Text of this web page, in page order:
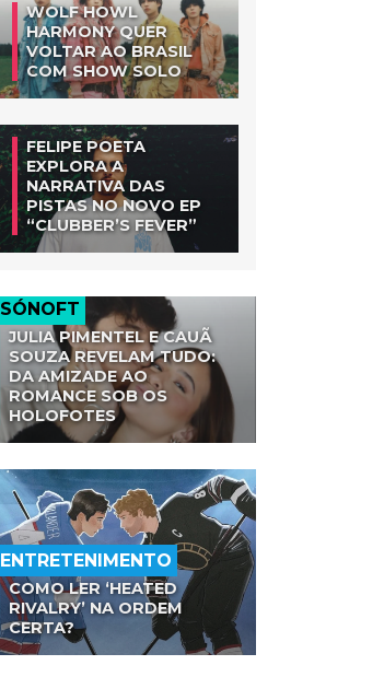
WOLF HOWL
HARMONY QUER
VOLTAR AO BRASIL
COM SHOW SOLO
FELIPE POETA
EXPLORA A
NARRATIVA DAS
PISTAS NO NOVO EP
“CLUBBER’S FEVER”
SÓNOFT
JULIA PIMENTEL E CAUÃ
SOUZA REVELAM TUDO:
DA AMIZADE AO
ROMANCE SOB OS
HOLOFOTES
ENTRETENIMENTO
COMO LER ‘HEATED
RIVALRY’ NA ORDEM
CERTA?